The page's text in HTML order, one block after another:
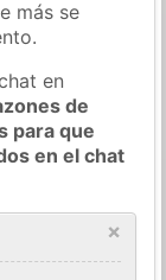
más se
en
de
para que
en el chat
×